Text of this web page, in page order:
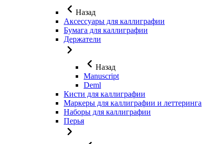
Назад
Аксессуары для каллиграфии
Бумага для каллиграфии
Держатели
Назад
Manuscript
Deml
Кисти для каллиграфии
Маркеры для каллиграфии и леттеринга
Наборы для каллиграфии
Перья